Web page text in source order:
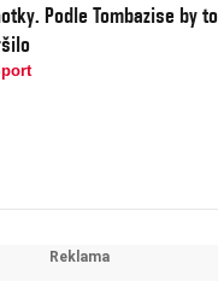
Podle Tombazise by